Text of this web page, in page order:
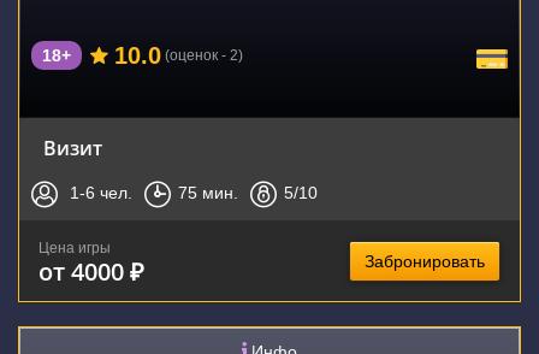
18+ 10.0 (оценок - 2)
Визит
1-6 чел. 75 мин. 5/10
Цена игры
от 4000 ₽ Забронировать